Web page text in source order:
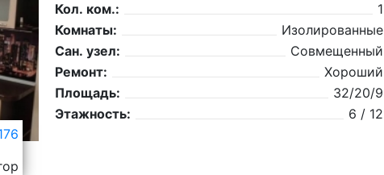
Кол. ком.:
1
Комнаты:
Изолированные
Сан. узел:
Совмещенный
Ремонт:
Хороший
Площадь:
32/20/9
Этажность:
6 / 12